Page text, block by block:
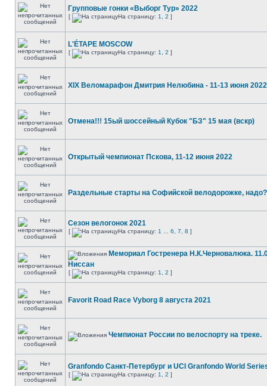
Групповые гонки «Выборг Тур» 2022
[ На страницу: 1 2 ]
L'ÉTAPE MOSCOW
[ На страницу: 1 2 ]
XIX Веломарафон Дмитрия Нелюбина - 11-13 июня 2022
Отмена!!! 15ый шоссейный Кубок "БЗ" 15 мая (вскр)
Открытый чемпионат Пскова, 11-12 июня 2022
Раздельные старты на Софийской велодорожке, надо?
Сезон велогонок 2021
[ На страницу: 1 6 7 8 ]
Мемориал Гостренера Н.К.Черновалюка.
Ниссан
[ На страницу: 1 2 ]
Favorit Road Race Vyborg 8 августа 2021
Чемпионат России по велоспорту на треке.
Granfondo Санкт-Петербург и UCI Granfondo World
[ На страницу: 1 2 ]